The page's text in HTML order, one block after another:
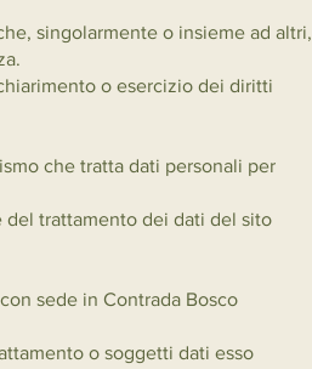
singolarmente o insieme ad altri,
o esercizio dei diritti
che tratta dati personali per
del trattamento dei dati del sito
sede in Contrada Bosco
o soggetti dati esso